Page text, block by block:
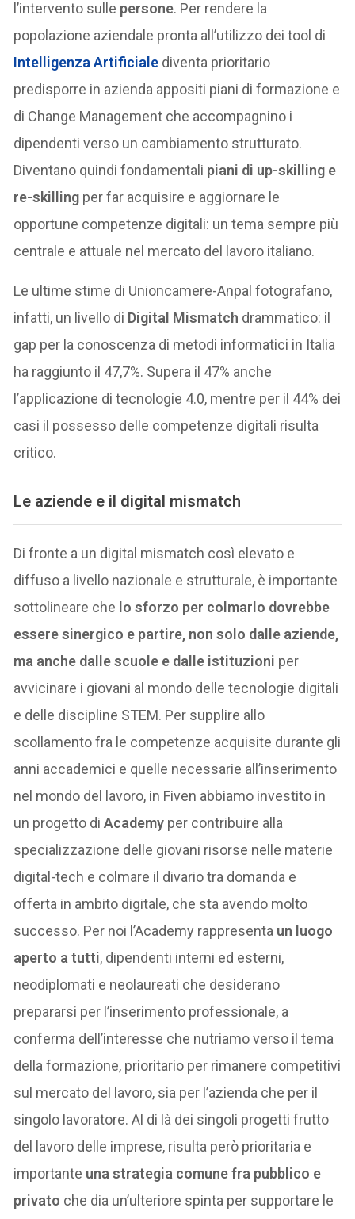
l’intervento sulle persone. Per rendere la
popolazione aziendale pronta all’utilizzo dei tool di
Intelligenza Artificiale diventa prioritario
predisporre in azienda appositi piani di formazione e
di Change Management che accompagnino i
dipendenti verso un cambiamento strutturato.
Diventano quindi fondamentali piani di up-skilling e
re-skilling per far acquisire e aggiornare le
opportune competenze digitali: un tema sempre più
centrale e attuale nel mercato del lavoro italiano.
Le ultime stime di Unioncamere-Anpal fotografano,
infatti, un livello di Digital Mismatch drammatico: il
gap per la conoscenza di metodi informatici in Italia
ha raggiunto il 47,7%. Supera il 47% anche
l’applicazione di tecnologie 4.0, mentre per il 44% dei
casi il possesso delle competenze digitali risulta
critico.
Le aziende e il digital mismatch
Di fronte a un digital mismatch così elevato e
diffuso a livello nazionale e strutturale, è importante
sottolineare che lo sforzo per colmarlo dovrebbe
essere sinergico e partire, non solo dalle aziende,
ma anche dalle scuole e dalle istituzioni per
avvicinare i giovani al mondo delle tecnologie digitali
e delle discipline STEM. Per supplire allo
scollamento fra le competenze acquisite durante gli
anni accademici e quelle necessarie all’inserimento
nel mondo del lavoro, in Fiven abbiamo investito in
un progetto diAcademy per contribuire alla
specializzazione delle giovani risorse nelle materie
digital-tech e colmare il divario tra domanda e
offerta in ambito digitale, che sta avendo molto
successo. Per noi l’Academy rappresenta un luogo
aperto a tutti, dipendenti interni ed esterni,
neodiplomati e neolaureati che desiderano
prepararsi per l’inserimento professionale, a
conferma dell’interesse che nutriamo verso il tema
della formazione, prioritario per rimanere competitivi
sul mercato del lavoro, sia per l’azienda che per il
singolo lavoratore. Al di là dei singoli progetti frutto
del lavoro delle imprese, risulta però prioritaria e
importante una strategia comune fra pubblico e
privato che dia un’ulteriore spinta per supportare le